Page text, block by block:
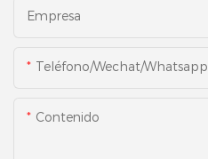
Empresa
Teléfono/Wechat/Whatsapp
Contenido